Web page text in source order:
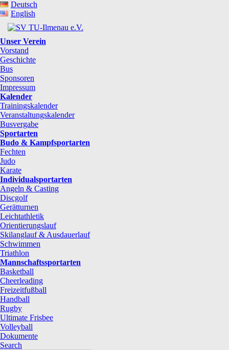
Deutsch
English
Unser Verein
Vorstand
Geschichte
Bus
Sponsoren
Impressum
Kalender
Trainingskalender
Veranstaltungskalender
Busvergabe
Sportarten
Budo & Kampfsportarten
Fechten
Judo
Karate
Individualsportarten
Angeln & Casting
Discgolf
Gerätturnen
Leichtathletik
Orientierungslauf
Skilanglauf & Ausdauerlauf
Schwimmen
Triathlon
Mannschaftssportarten
Basketball
Cheerleading
Freizeitfußball
Handball
Rugby
Ultimate Frisbee
Volleyball
Dokumente
Search